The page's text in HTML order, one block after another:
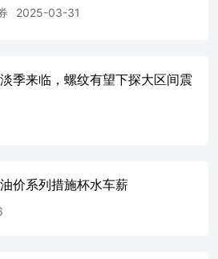
进度。风险上，美伊谈判走向将通过油价
纯碱供需驱动偏弱，纯碱明年仍会继续
，而地产-玻璃-纯碱的产业链仍处于底部
动不明朗，唯有成本支撑 基本面：当前
吨附近，而部分产线虽有冷修计划，但
本抬高的支撑作用则会更加明显。 风险
回升，届时现货需要新驱动才能继续上行
2025-03-31
季来临，螺纹有望下探大区间震
价系列措施杯水车薪